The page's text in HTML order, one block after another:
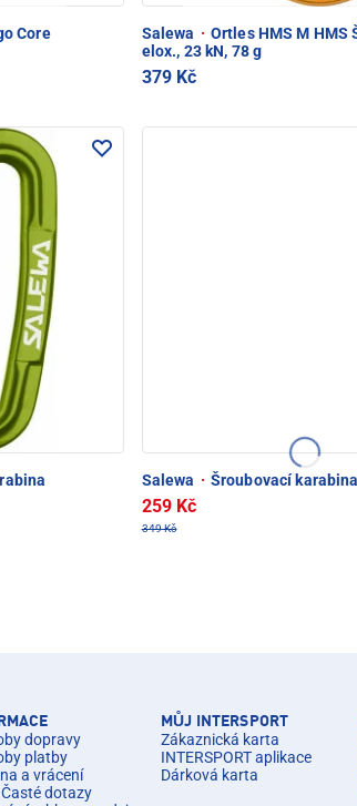
Core Salewa · Ortles HMS M HMS
elox., 23 kN, 78 g
379 Kč
Salewa · Šroubovací
259 Kč
349 Kč
dopravy
platby
a vrácení
Časté dotazy
MŮJ INTERSPORT
Zákaznická karta
INTERSPORT aplikace
Dárková karta